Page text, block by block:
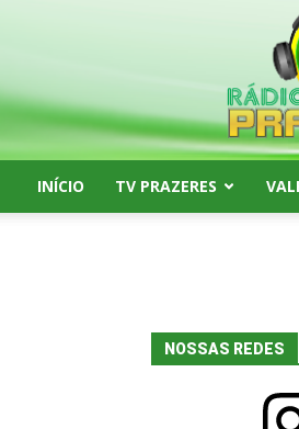
INÍCIO TV PRAZERES
NOSSAS REDES